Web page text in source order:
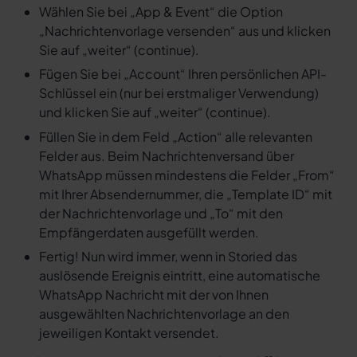
Wählen Sie bei „App & Event“ die Option
„Nachrichtenvorlage versenden“ aus und klicken
Sie auf „weiter“ (continue).
Fügen Sie bei „Account“ Ihren persönlichen API-
Schlüssel ein (nur bei erstmaliger Verwendung)
und klicken Sie auf „weiter“ (continue).
Füllen Sie in dem Feld „Action“ alle relevanten
Felder aus. Beim Nachrichtenversand über
WhatsApp müssen mindestens die Felder „From“
mit Ihrer Absendernummer, die „Template ID“ mit
der Nachrichtenvorlage und „To“ mit den
Empfängerdaten ausgefüllt werden.
Fertig! Nun wird immer, wenn in Storied das
auslösende Ereignis eintritt, eine automatische
WhatsApp Nachricht mit der von Ihnen
ausgewählten Nachrichtenvorlage an den
jeweiligen Kontakt versendet.